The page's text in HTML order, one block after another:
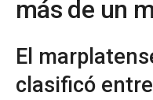
más de un
El
clasificó